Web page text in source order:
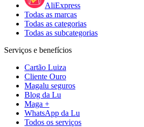
AliExpress
Todas as marcas
Todas as categorias
Todas as subcategorias
Serviços e benefícios
Cartão Luiza
Cliente Ouro
Magalu seguros
Blog da Lu
Maga +
WhatsApp da Lu
Todos os serviços